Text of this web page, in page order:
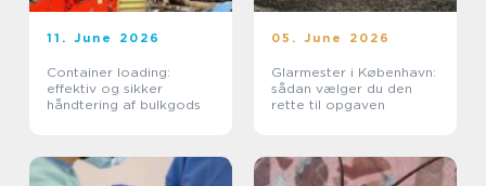
11. June 2026
Container loading:
effektiv og sikker
håndtering af bulkgods
05. June 2026
Glarmester i København:
sådan vælger du den
rette til opgaven